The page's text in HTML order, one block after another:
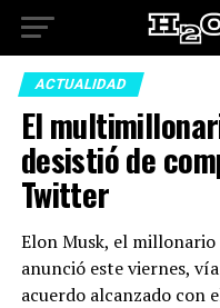
ACTUALIDAD
El
desistió de
Twitter
Elon Musk, el millonario
anunció este viernes,
acuerdo alcanzado con